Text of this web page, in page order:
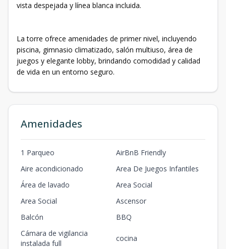
vista despejada y línea blanca incluida.
La torre ofrece amenidades de primer nivel, incluyendo
piscina, gimnasio climatizado, salón multiuso, área de
juegos y elegante lobby, brindando comodidad y calidad
de vida en un entorno seguro.
Amenidades
1 Parqueo
AirBnB Friendly
Aire acondicionado
Area De Juegos Infantiles
Área de lavado
Area Social
Area Social
Ascensor
Balcón
BBQ
Cámara de vigilancia
instalada full
cocina